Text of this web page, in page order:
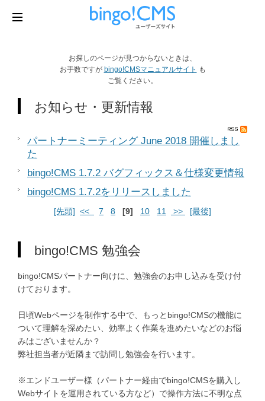
お探しのページが見つからないときは、
お手数ですが bingo!CMSマニュアルサイト も
ご覧ください。
お知らせ・更新情報
パートナーミーティング June 2018 開催しまし
た
bingo!CMS 1.7.2 バグフィックス＆仕様変更情報
bingo!CMS 1.7.2をリリースしました
[先頭] << 7 8 [9] 10 11 >> [最後]
bingo!CMS 勉強会
bingo!CMSパートナー向けに、勉強会のお申し込みを受け付
けております。
日頃Webページを制作する中で、もっとbingo!CMSの機能に
ついて理解を深めたい、効率よく作業を進めたいなどのお悩
みはございませんか？
弊社担当者が近隣まで訪問し勉強会を行います。
※エンドユーザー様（パートナー経由でbingo!CMSを購入し
Webサイトを運用されている方など）で操作方法に不明な点